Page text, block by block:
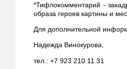
*Тифлокомментарий -
образа героев картины и
Для дополнительной
Надежда Винокурова,
тел.: +7 923 210 11 31